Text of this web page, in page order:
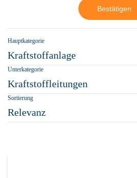
Bestätigen
Hauptkategorie
Kraftstoffanlage
Unterkategorie
Kraftstoffleitungen
Sortierung
Relevanz